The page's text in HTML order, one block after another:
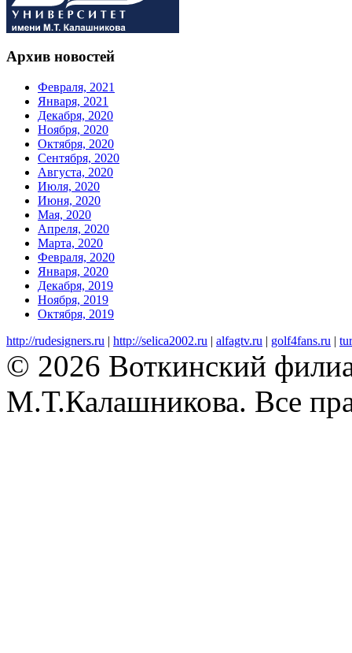
Архив новостей
Февраля, 2021
Января, 2021
Декабря, 2020
Ноября, 2020
Октября, 2020
Сентября, 2020
Августа, 2020
Июля, 2020
Июня, 2020
Мая, 2020
Апреля, 2020
Марта, 2020
Февраля, 2020
Января, 2020
Декабря, 2019
Ноября, 2019
Октября, 2019
http://rudesigners.ru | http://selica2002.ru | alfagtv.ru | golf4fans.ru |
© 2026 Воткинский
М.Т.Калашникова. Все